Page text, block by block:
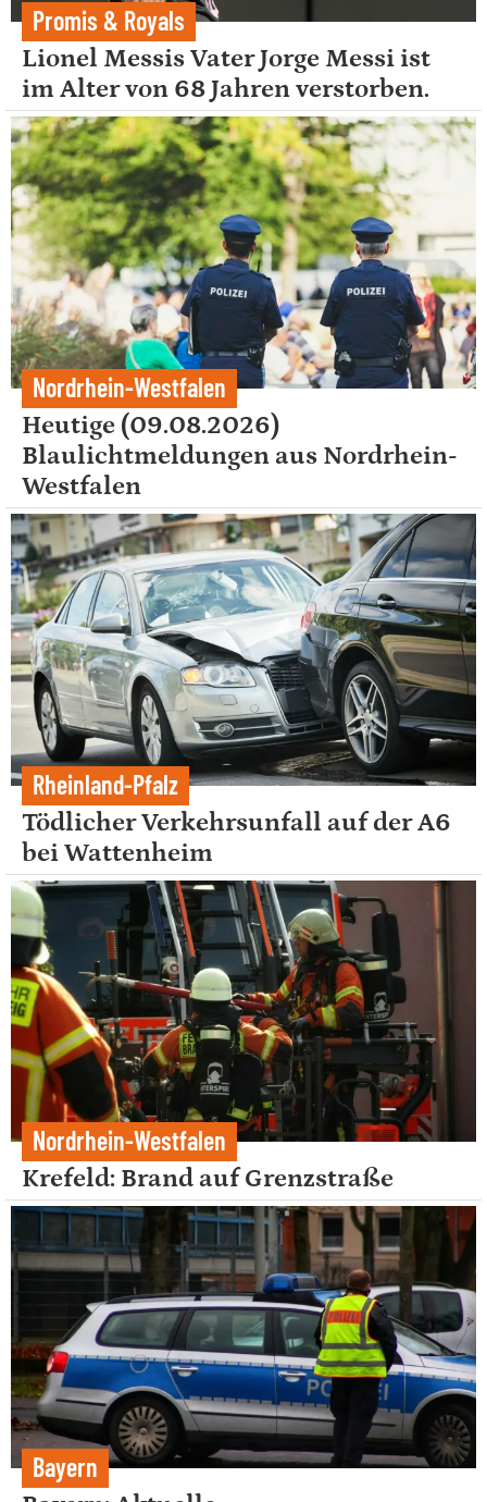
Promis & Royals
Lionel Messis Vater Jorge Messi ist
im Alter von 68 Jahren verstorben.
Nordrhein-Westfalen
Heutige (09.08.2026)
Blaulichtmeldungen aus Nordrhein-
Westfalen
Rheinland-Pfalz
Tödlicher Verkehrsunfall auf der A6
bei Wattenheim
Nordrhein-Westfalen
Krefeld: Brand auf Grenzstraße
Bayern